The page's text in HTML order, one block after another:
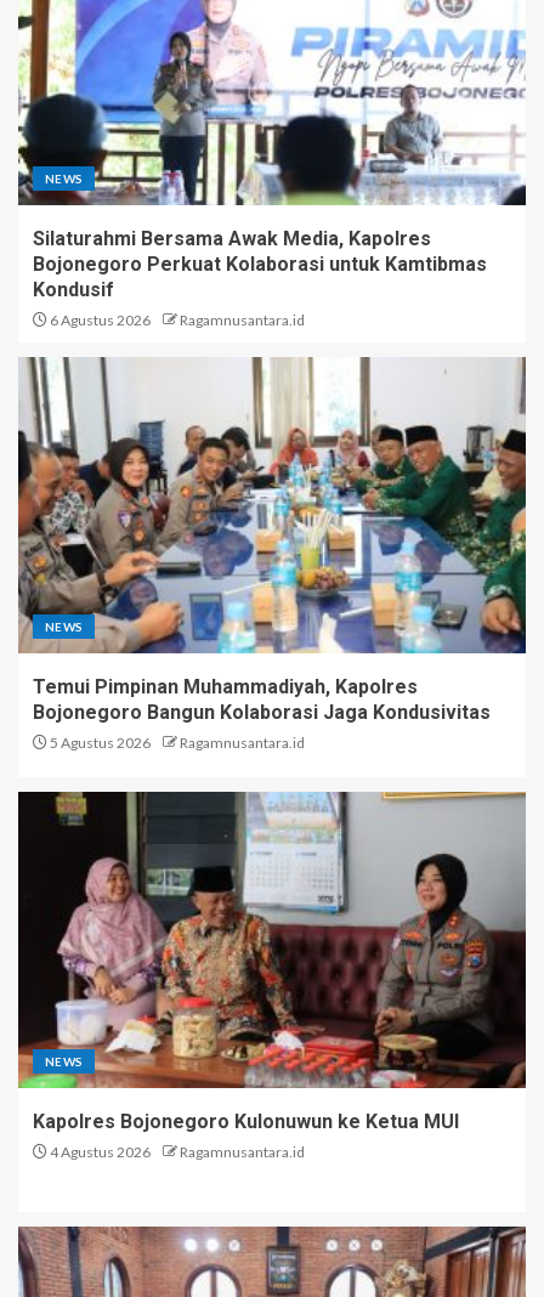
NEWS
Silaturahmi Bersama Awak Media, Kapolres
Bojonegoro Perkuat Kolaborasi untuk Kamtibmas
Kondusif
6 Agustus 2026 Ragamnusantara.id
NEWS
Temui Pimpinan Muhammadiyah, Kapolres
Bojonegoro Bangun Kolaborasi Jaga Kondusivitas
5 Agustus 2026 Ragamnusantara.id
NEWS
Kapolres Bojonegoro Kulonuwun ke Ketua MUI
4 Agustus 2026 Ragamnusantara.id